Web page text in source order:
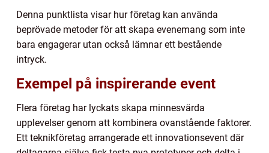
Denna punktlista visar hur företag kan använda
beprövade metoder för att skapa evenemang som inte
bara engagerar utan också lämnar ett bestående
intryck.
Exempel på inspirerande event
Flera företag har lyckats skapa minnesvärda
upplevelser genom att kombinera ovanstående faktorer.
Ett teknikföretag arrangerade ett innovationsevent där